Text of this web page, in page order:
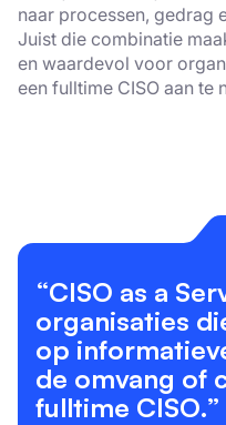
naar processen, gedrag
Juist die combinatie
en waardevol voor
een fulltime CISO aan te
“CISO as a
organisaties
op
de omvang of
fulltime CISO.”
die deze kunnen
informatie die u
die zij hebben
van hun diensten.
Functioneel